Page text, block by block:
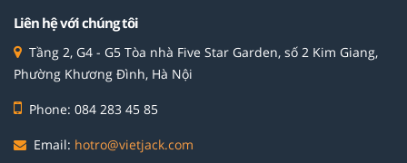
Liên hệ với chúng tôi
Tầng 2, G4 - G5 Tòa nhà Five Star Garden, số 2 Kim Giang,
Phường Khương Đình, Hà Nội
Phone: 084 283 45 85
Email: hotro@vietjack.com